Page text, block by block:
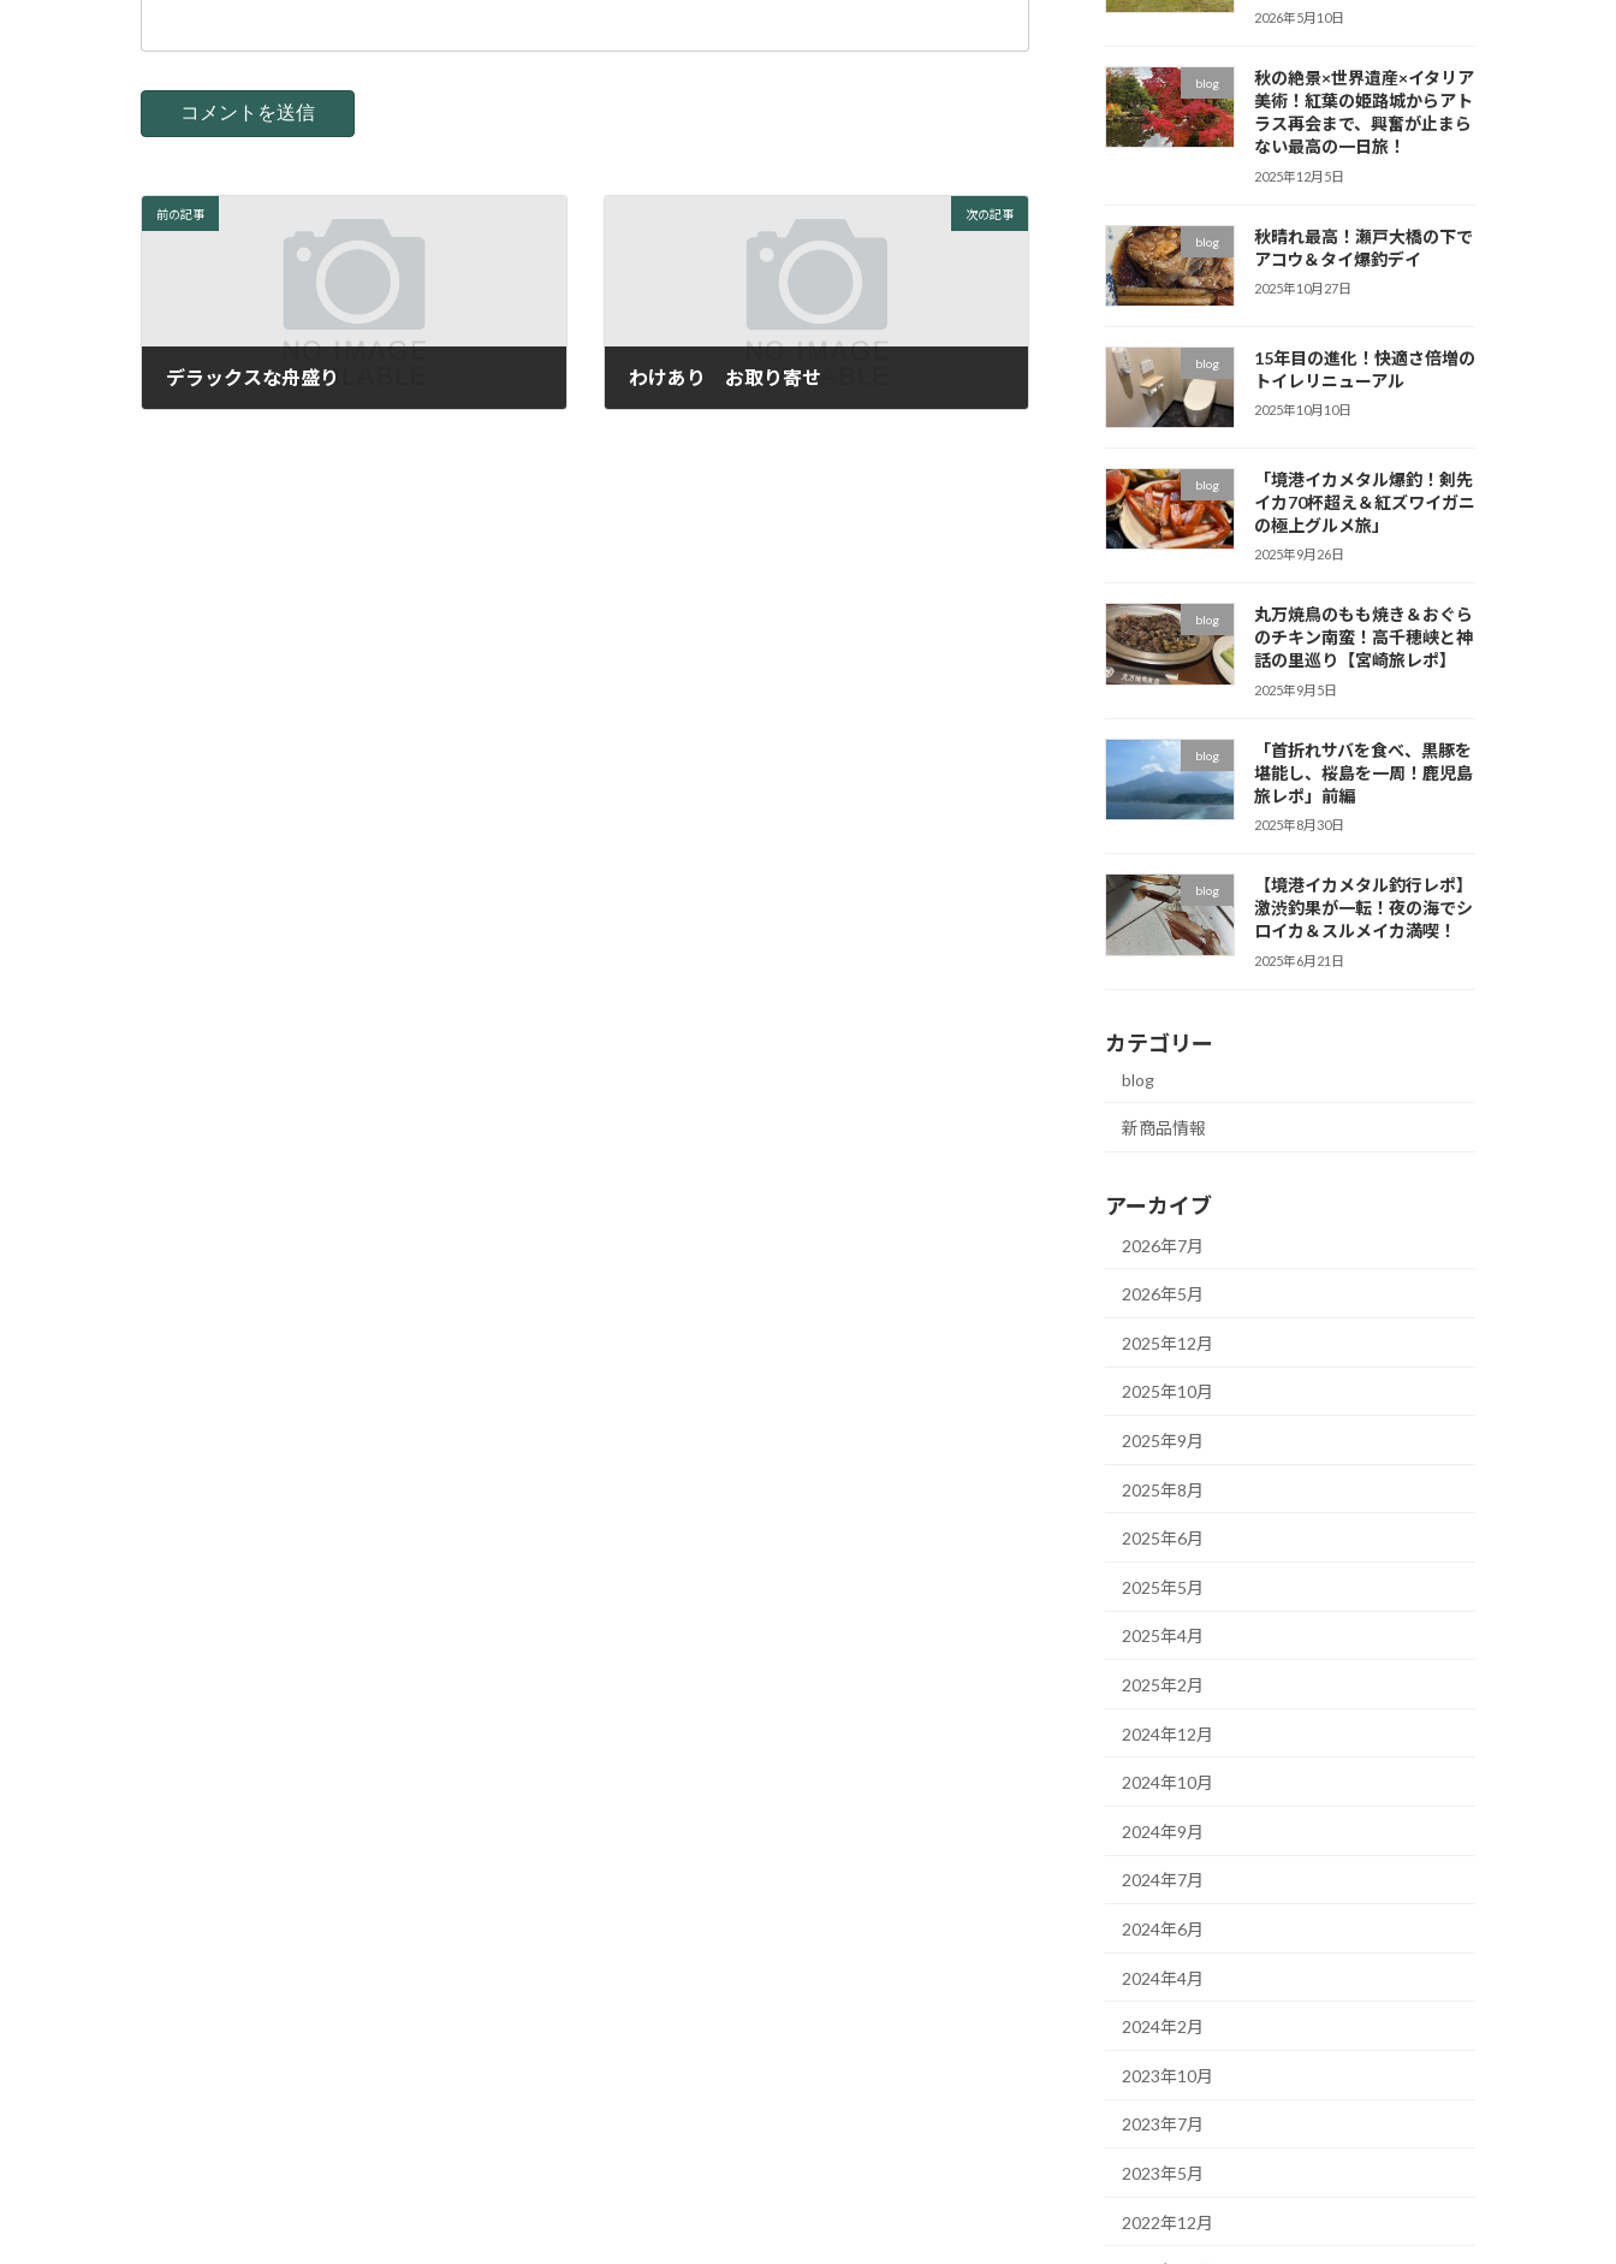
前の記事
デラックスな舟盛り
次の記事
わけあり お取り寄せ
2026年5月10日
blog
秋の絶景×世界遺産×イタリア
美術！紅葉の姫路城からアト
ラス再会まで、興奮が止まら
ない最高の一日旅！
2025年12月5日
blog
秋晴れ最高！瀬戸大橋の下で
アコウ＆タイ爆釣デイ
2025年10月27日
blog
15年目の進化！快適さ倍増の
トイレリニューアル
2025年10月10日
blog
「境港イカメタル爆釣！剣先
イカ70杯超え＆紅ズワイガニ
の極上グルメ旅」
2025年9月26日
blog
丸万焼鳥のもも焼き＆おぐら
のチキン南蛮！高千穂峡と神
話の里巡り【宮崎旅レポ】
2025年9月5日
blog
「首折れサバを食べ、黒豚を
堪能し、桜島を一周！鹿児島
旅レポ」前編
2025年8月30日
blog
【境港イカメタル釣行レポ】
激渋釣果が一転！夜の海でシ
ロイカ＆スルメイカ満喫！
2025年6月21日
カテゴリー
blog
新商品情報
アーカイブ
2026年7月
2026年5月
2025年12月
2025年10月
2025年9月
2025年8月
2025年6月
2025年5月
2025年4月
2025年2月
2024年12月
2024年10月
2024年9月
2024年7月
2024年6月
2024年4月
2024年2月
2023年10月
2023年7月
2023年5月
2022年12月